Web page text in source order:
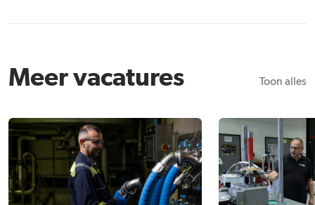
Meer vacatures Toon alles